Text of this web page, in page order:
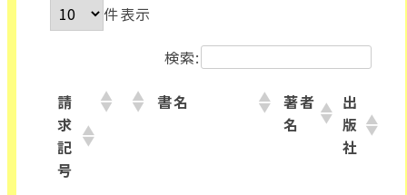
件表示
検索:
請
求
記
号
書名
著者
名
出
版
社